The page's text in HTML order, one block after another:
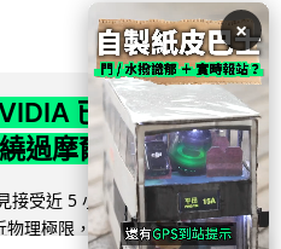
已近物理極限
過摩爾定律瓶頸
接受近 5 小時專訪，警告
理極限，傳統製程升級已失經
×